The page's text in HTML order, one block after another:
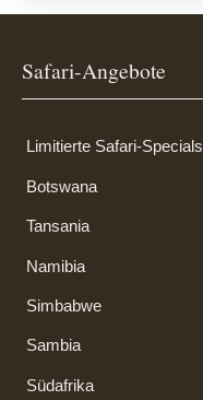
Safari-Angebote
Limitierte Safari-Specials
Botswana
Tansania
Namibia
Simbabwe
Sambia
Südafrika